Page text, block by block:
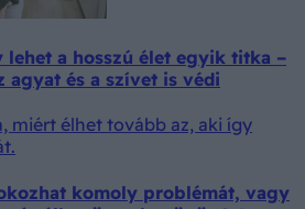
lehet a hosszú élet egyik titka –
agyat és a szívet is védi
miért élhet tovább az, aki így
komoly problémát, vagy